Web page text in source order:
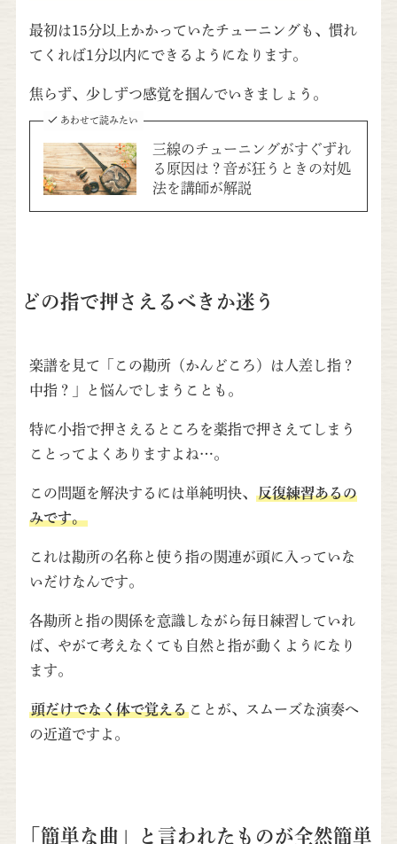
最初は15分以上かかっていたチューニングも、慣れ
てくれば1分以内にできるようになります。
焦らず、少しずつ感覚を掴んでいきましょう。
あわせて読みたい
三線のチューニングがすぐずれ
る原因は？音が狂うときの対処
法を講師が解説
どの指で押さえるべきか迷う
楽譜を見て「この勘所（かんどころ）は人差し指？
中指？」と悩んでしまうことも。
特に小指で押さえるところを薬指で押さえてしまう
ことってよくありますよね…。
この問題を解決するには単純明快、
反復練習あるの
みです。
これは勘所の名称と使う指の関連が頭に入っていな
いだけなんです。
各勘所と指の関係を意識しながら毎日練習していれ
ば、やがて考えなくても自然と指が動くようになり
ます。
頭だけでなく体で覚えることが、スムーズな演奏へ
の近道ですよ。
「簡単な曲」と言われたものが全然簡単